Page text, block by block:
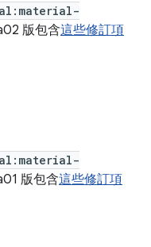
版包含這些修訂項
版包含這些修訂項